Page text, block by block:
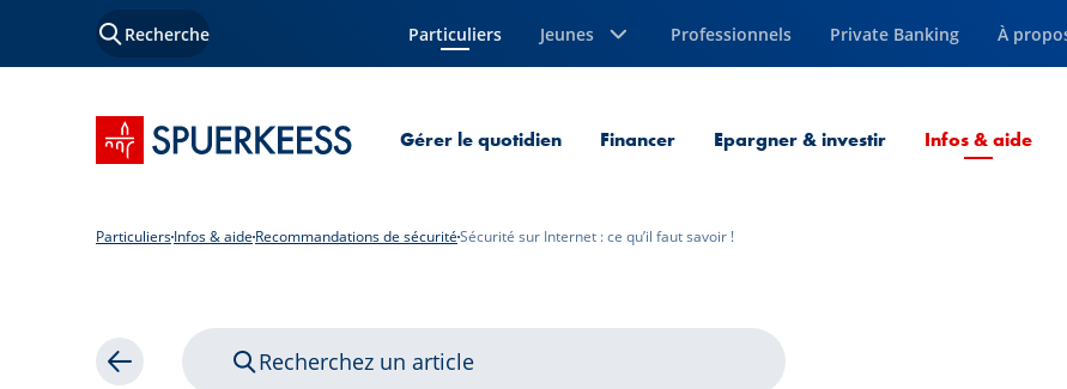
Recherche Particuliers
Page courante Jeunes Professionnels Private Banking À
Accueil SPUERKEESS Gérer le quotidien Financer Epargner & investir Infos & aide
ParticuliersInfos & aide Recommandations de sécuritéSécurité sur Internet : ce qu’il faut savoir !
Retour Recherchez un article